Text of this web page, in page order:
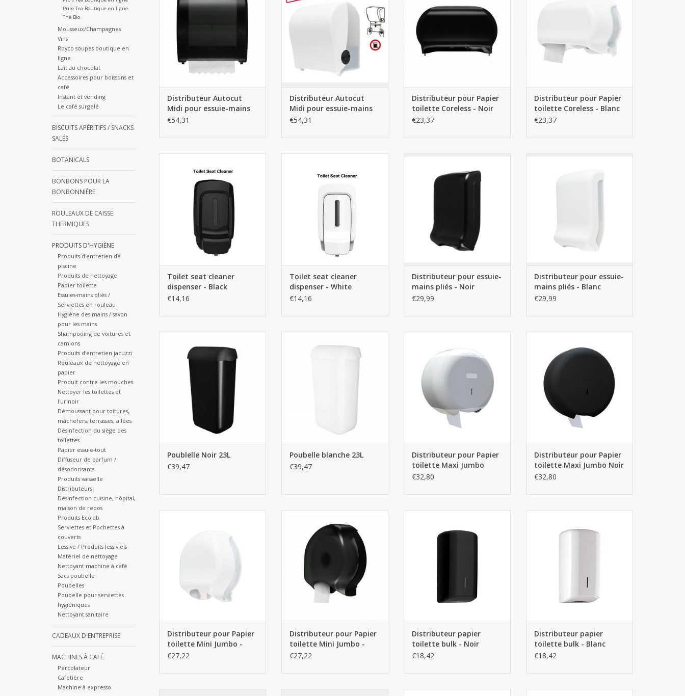
Pure Tea Boutique en ligne
Thé Bio
Mousseux/Champagnes
Vins
Royco soupes boutique en
ligne
Lait au chocolat
Accessoires pour boissons et
café
Instant et vending
Le café surgelé
BISCUITS APÉRITIFS / SNACKS
SALÉS
BOTANICALS
BONBONS POUR LA
BONBONNIÈRE
ROULEAUX DE CAISSE
THERMIQUES
PRODUITS D'HYGIÈNE
Produits d'entretien de
piscine
Produits de nettoyage
Papier toilette
Essuies-mains pliés /
Serviettes en rouleau
Hygiène des mains / savon
pour les mains
Shampooing de voitures et
camions
Produits d'entretien jacuzzi
Rouleaux de nettoyage en
papier
Produit contre les mouches
Nettoyer les toilettes et
l'urinoir
Démoussant pour toitures,
mâchefers, terrasses, allées
Désinfection du siège des
toilettes
Papier essuie-tout
Diffuseur de parfum /
désodorisants
Produits vaisselle
Distributeurs
Désinfection cuisine, hôpital,
maison de repos
Produits Ecolab
Serviettes et Pochettes à
couverts
Lessive / Produits lessiviels
Matériel de nettoyage
Nettoyant machine à café
Sacs poubelle
Poubelles
Poubelle pour serviettes
hygiéniques
Nettoyant sanitaire
CADEAUX D'ENTREPRISE
MACHINES À CAFÉ
Percolateur
Cafetière
Machine à expresso
AJOUTER AU PANIER
Distributeur Autocut
Midi pour essuie-mains
en rouleau - Noir
€54,31
AJOUTER AU PANIER
Distributeur Autocut
Midi pour essuie-mains
en rouleau - Blanc
€54,31
AJOUTER AU PANIER
Distributeur pour Papier
toilette Coreless - Noir
€23,37
Distributeur pour Papier
toilette Coreless - Blanc
€23,37
Black
AJOUTER AU PANIER
Toilet seat cleaner
dispenser - Black
€14,16
Toilet seat cleaner
dispenser - White
€14,16
AJOUTER AU PANIER
Distributeur pour essuie-
mains pliés - Noir
€29,99
AJOUTER AU PANIER
Distributeur pour essuie-
mains pliés - Blanc
€29,99
AJOUTER AU PANIER
Poublelle Noir 23L
€39,47
AJOUTER AU PANIER
Poubelle blanche 23L
€39,47
AJOUTER AU PANIER
Distributeur pour Papier
toilette Maxi Jumbo
Blanc
€32,80
Maxi Jumbo Noir
AJOUTER AU PANIER
Distributeur pour Papier
toilette Maxi Jumbo Noir
€32,80
AJOUTER AU PANIER
Distributeur pour Papier
toilette Mini Jumbo -
Blanc
€27,22
Mini Jumbo - Noir
AJOUTER AU PANIER
Distributeur pour Papier
toilette Mini Jumbo -
Noir
€27,22
Distributeur papier
toilette bulk - Noir
€18,42
Distributeur papier
toilette bulk - Blanc
€18,42